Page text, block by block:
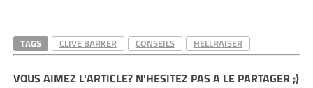
TAGS CLIVE BARKER CONSEILS HELLRAISER
VOUS AIMEZ L'ARTICLE? N'HESITEZ PAS A LE PARTAGER ;)